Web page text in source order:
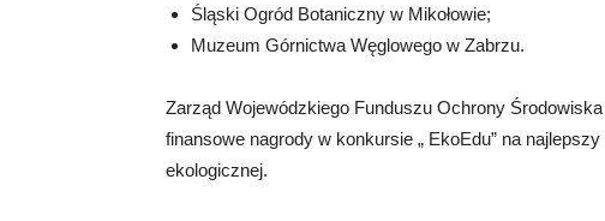
Śląski Ogród Botaniczny w Mikołowie;
Muzeum Górnictwa Węglowego w Zabrzu.
Zarząd Wojewódzkiego Funduszu Ochrony
finansowe nagrody w konkursie „ EkoEdu” na
ekologicznej.